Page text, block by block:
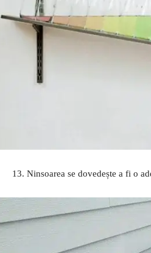
13. Ninsoarea se dovedește a fi o